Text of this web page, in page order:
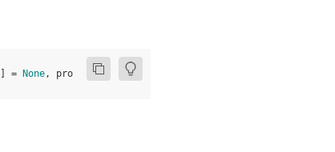
= None, progress: bool